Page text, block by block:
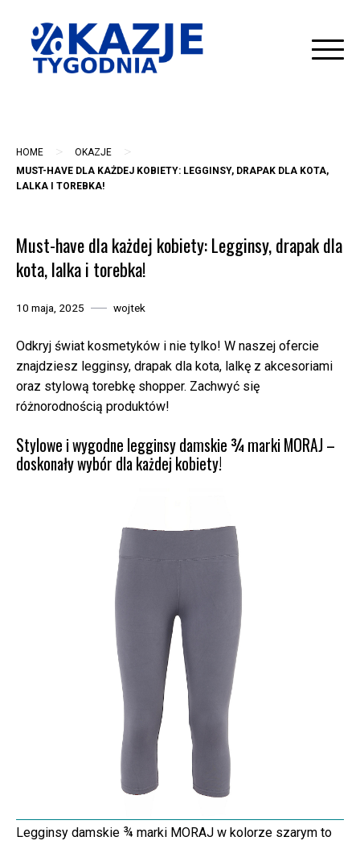
content
HOME > OKAZJE >
MUST-HAVE DLA KAŻDEJ KOBIETY: LEGGINSY, DRAPAK DLA KOTA,
LALKA I TOREBKA!
Must-have dla każdej kobiety: Legginsy, drapak dla
kota, lalka i torebka!
10 maja, 2025 wojtek
Odkryj świat kosmetyków i nie tylko! W naszej ofercie
znajdziesz legginsy, drapak dla kota, lalkę z akcesoriami
oraz stylową torebkę shopper. Zachwyć się
różnorodnością produktów!
Stylowe i wygodne legginsy damskie ¾ marki MORAJ –
doskonały wybór dla każdej kobiety!
Legginsy damskie ¾ marki MORAJ w kolorze szarym to